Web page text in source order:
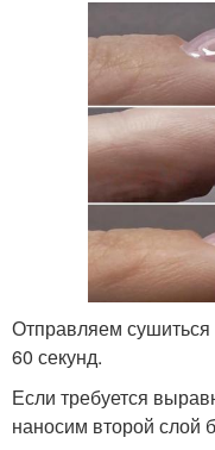
Отправляем
60 секунд.
Если требуется
наносим второй слой